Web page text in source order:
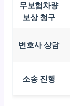
무보험차량
보상 청구
변호사 상담
소송 진행